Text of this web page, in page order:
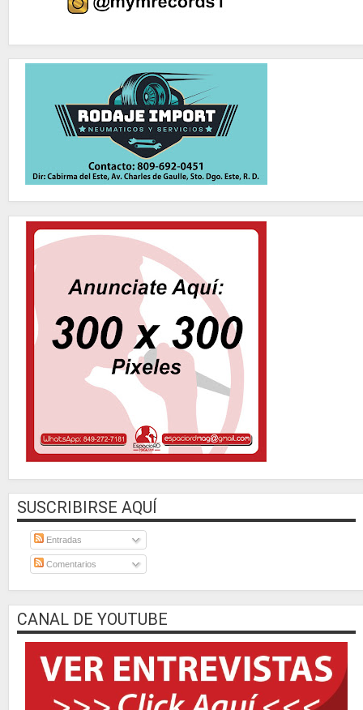
SUSCRIBIRSE AQUÍ
Entradas
Comentarios
CANAL DE YOUTUBE